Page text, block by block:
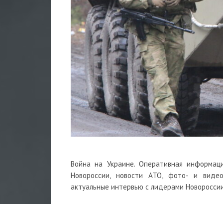
Война на Украине. Оперативная
Новороссии, новости АТО, фото- и
актуальные интервью с лидерами